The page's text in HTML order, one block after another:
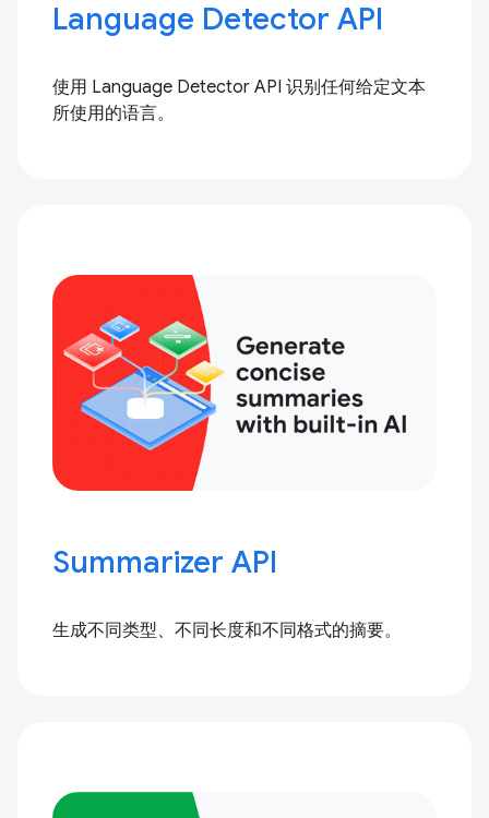
Language Detector API
使用 Language Detector API 识别任何给定文本
所使用的语言。
Summarizer API
生成不同类型、不同长度和不同格式的摘要。